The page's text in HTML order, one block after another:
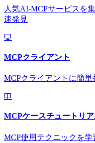
人気AI-MCPサービスを
速発見
MCPクライアント
MCPクライアントに簡
MCPケースチュートリ
MCP使用テクニックを